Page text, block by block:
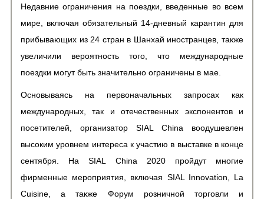
Недавние ограничения на поездки, введенные во всем
мире, включая обязательный 14-дневный карантин для
прибывающих из 24 стран в Шанхай иностранцев, также
увеличили вероятность того, что международные
поездки могут быть значительно ограничены в мае.
Основываясь на первоначальных запросах как
международных, так и отечественных экспонентов и
посетителей, организатор SIAL China воодушевлен
высоким уровнем интереса к участию в выставке в конце
сентября. На SIAL China 2020 пройдут многие
фирменные мероприятия, включая SIAL Innovation, La
Cuisine, а также Форум розничной торговли и